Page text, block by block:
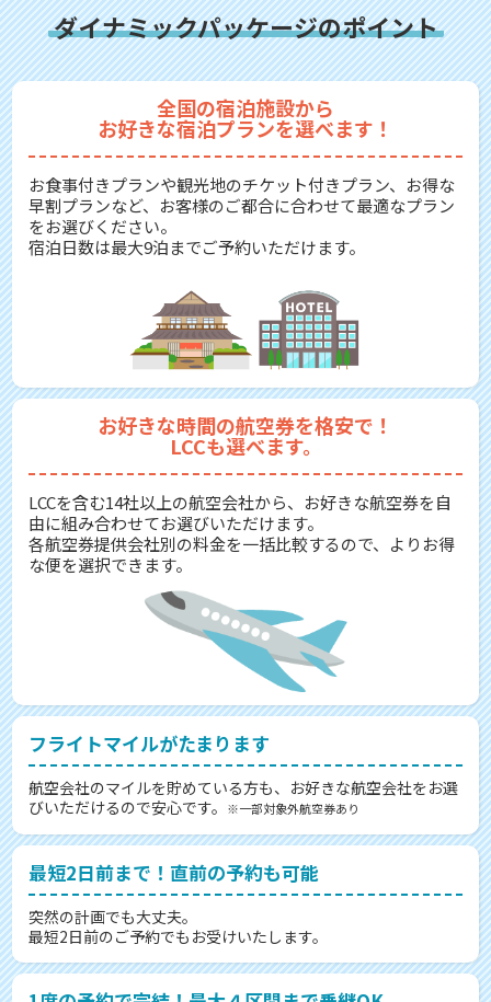
ダイナミックパッケージのポイント
全国の宿泊施設から
お好きな宿泊プランを選べます！
お食事付きプランや観光地のチケット付きプラン、お得な
早割プランなど、お客様のご都合に合わせて最適なプラン
をお選びください。
宿泊日数は最大9泊までご予約いただけます。
お好きな時間の航空券を格安で！
LCCも選べます。
LCCを含む14社以上の航空会社から、お好きな航空券を自
由に組み合わせてお選びいただけます。
各航空券提供会社別の料金を一括比較するので、よりお得
な便を選択できます。
フライトマイルがたまります
航空会社のマイルを貯めている方も、お好きな航空会社をお選
びいただけるので安心です。
※一部対象外航空券あり
最短2日前まで！直前の予約も可能
突然の計画でも大丈夫。
最短2日前のご予約でもお受けいたします。